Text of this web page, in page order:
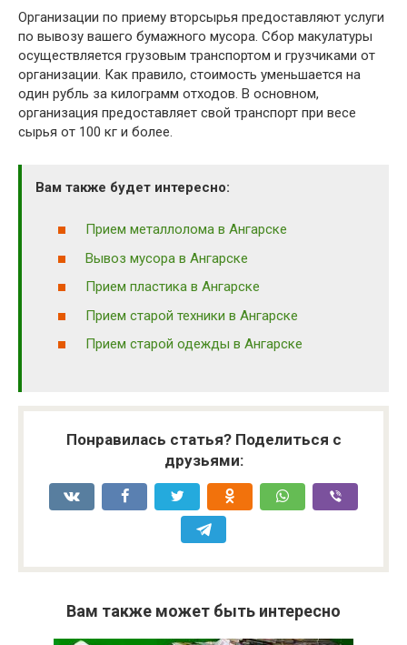
Организации по приему вторсырья предоставляют услуги
по вывозу вашего бумажного мусора. Сбор макулатуры
осуществляется грузовым транспортом и грузчиками от
организации. Как правило, стоимость уменьшается на
один рубль за килограмм отходов. В основном,
организация предоставляет свой транспорт при весе
сырья от 100 кг и более.
Вам также будет интересно:
Прием металлолома в Ангарске
Вывоз мусора в Ангарске
Прием пластика в Ангарске
Прием старой техники в Ангарске
Прием старой одежды в Ангарске
Понравилась статья? Поделиться с
друзьями:
Вам также может быть интересно